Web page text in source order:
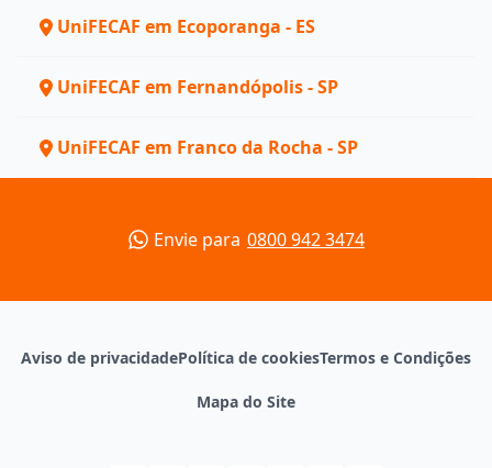
UniFECAF em Ecoporanga - ES
UniFECAF em Fernandópolis - SP
UniFECAF em Franco da Rocha - SP
Envie para 0800 942 3474
Aviso de privacidadePolítica de cookiesTermos e Condições
Mapa do Site